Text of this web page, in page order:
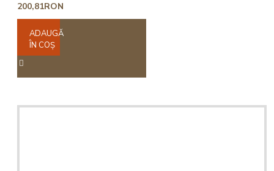
200,81RON
ADAUGĂ
ÎN COŞ